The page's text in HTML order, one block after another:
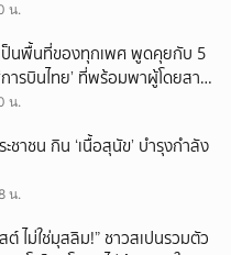
น.
ป็นพื้นที่ของทุกเพศ พูดคุยกับ 5
รบินไทย’ ที่พร้อมพาผู้โดยสาร
น.
ะชาชน กิน ‘เนื้อสุนัข’ บำรุงกำลัง
น.
ต์ ไม่ใช่มุสลิม!” ชาวสเปนรวมตัว